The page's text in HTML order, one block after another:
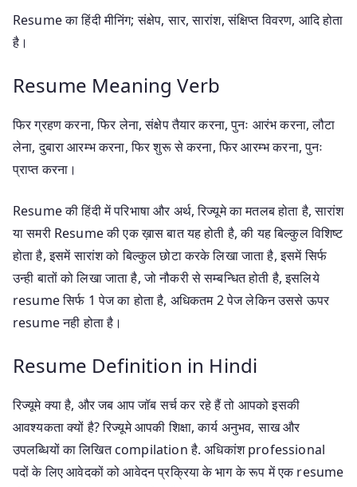
Resume का हिंदी मीनिंग; संक्षेप, सार, सारांश, संक्षिप्त विवरण, आदि होता
है।
Resume Meaning Verb
फिर ग्रहण करना, फिर लेना, संक्षेप तैयार करना, पुनः आरंभ करना, लौटा
लेना, दुबारा आरम्भ करना, फिर शुरू से करना, फिर आरम्भ करना, पुनः
प्राप्त करना।
Resume की हिंदी में परिभाषा और अर्थ, रिज्यूमे का मतलब होता है, सारांश
या समरी Resume की एक ख़ास बात यह होती है, की यह बिल्‍कुल विशिष्‍ट
होता है, इसमें सारांश को बिल्‍कुल छोटा करके लिखा जाता है, इसमें सिर्फ
उन्ही बातों को लिखा जाता है, जो नौकरी से सम्‍बन्धित होती है, इसलिये
resume सिर्फ 1 पेज का होता है, अधिकतम 2 पेज लेकिन उससे ऊपर
resume नही होता है।
Resume Definition in Hindi
रिज्यूमे क्या है, और जब आप जॉब सर्च कर रहे हैं तो आपको इसकी
आवश्यकता क्यों है? रिज्यूमे आपकी शिक्षा, कार्य अनुभव, साख और
उपलब्धियों का लिखित compilation है. अधिकांश professional
पदों के लिए आवेदकों को आवेदन प्रक्रिया के भाग के रूप में एक resume